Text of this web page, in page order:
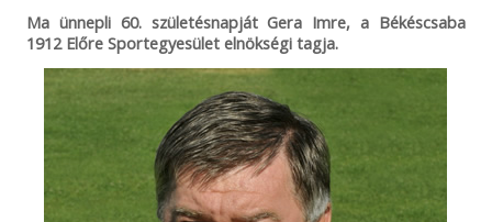
Ma ünnepli 60. születésnapját Gera Imre, a Békéscsaba
1912 Előre Sportegyesület elnökségi tagja.